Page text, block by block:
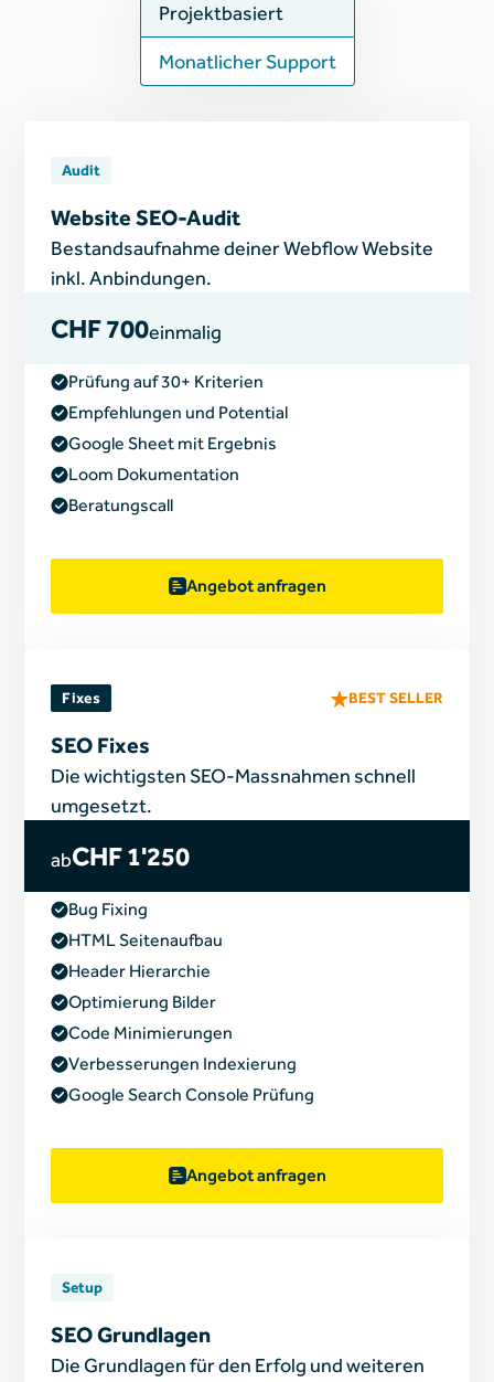
Projektbasiert
Monatlicher Support
Audit
Website SEO-Audit
Bestandsaufnahme deiner Webflow Website
inkl. Anbindungen.
CHF 700einmalig
Prüfung auf 30+ Kriterien
Empfehlungen und Potential
Google Sheet mit Ergebnis
Loom Dokumentation
Beratungscall
Angebot anfragen
Fixes BEST SELLER
SEO Fixes
Die wichtigsten SEO-Massnahmen schnell
umgesetzt.
abCHF 1'250
Bug Fixing
HTML Seitenaufbau
Header Hierarchie
Optimierung Bilder
Code Minimierungen
Verbesserungen Indexierung
Google Search Console Prüfung
Angebot anfragen
Setup
SEO Grundlagen
Die Grundlagen für den Erfolg und weiteren